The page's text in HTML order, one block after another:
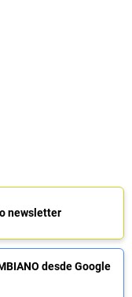
newsletter
desde Google